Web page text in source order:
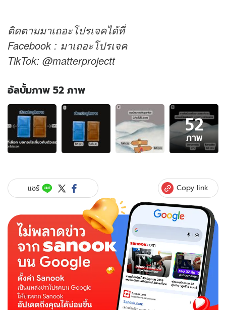
ติดตามมาเถอะโปรเจคได้ที่
Facebook : มาเถอะโปรเจค
TikTok: @matterprojectt
อัลบั้มภาพ 52 ภาพ
อัลบั้ม
ภาพ
52
ภาพ
ของ
เส้น
ทาง
เธอ
เลือก
บอก
อะไร
เกี่ยว
เธอ
52
ภาพ
แชร์ Copy link